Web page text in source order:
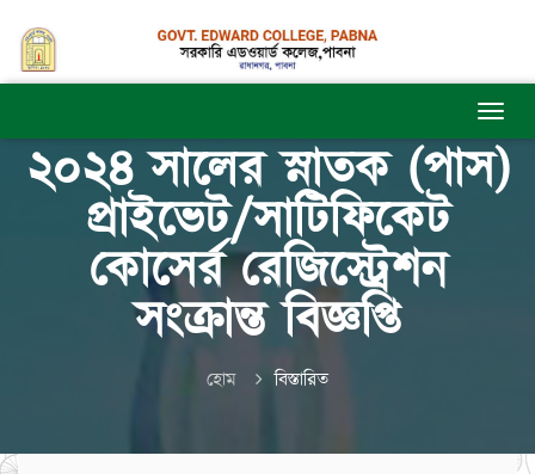
২০২৪ সালের স্নাতক (পাস)
প্রাইভেট/সাটিফিকেট
কোসের্র রেজিস্ট্রেশন
সংক্রান্ত বিজ্ঞপ্তি
হোম বিস্তারিত